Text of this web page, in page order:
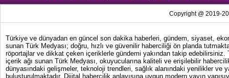
Copyright @ 2019-
Türkiye ve dünyadan en güncel son dakika haberleri, gündem, siyaset,
sunan Türk Medyası; doğru, hızlı ve güvenilir haberciliği ön planda
röportajlar ve dikkat çeken içeriklerle gündemi yakından takip
içerik ağı sunan Türk Medyası, okuyucularına kaliteli ve erişilebilir
dünyasındaki gelişmeler, teknoloji trendleri, sağlık alanındaki yenilikler
buluşturulmaktadır. Dijital habercilik anlayışına uygun modern yayın